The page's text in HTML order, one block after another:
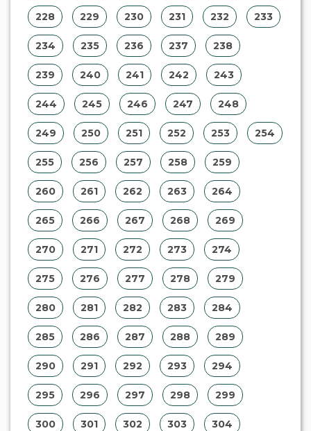
228 229 230 231 232 233
234 235 236 237 238
239 240 241 242 243
244 245 246 247 248
249 250 251 252 253 254
255 256 257 258 259
260 261 262 263 264
265 266 267 268 269
270 271 272 273 274
275 276 277 278 279
280 281 282 283 284
285 286 287 288 289
290 291 292 293 294
295 296 297 298 299
300 301 302 303 304